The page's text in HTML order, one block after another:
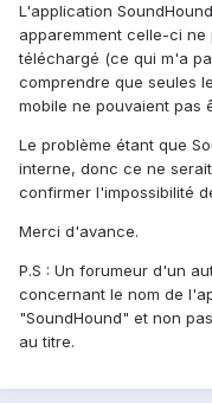
L'application
apparemment celle-ci
téléchargé (ce qui m'a
comprendre que seules
mobile ne pouvaient pas
Le problème étant que
interne, donc ce ne
confirmer l'impossibilité
Merci d'avance.
P.S : Un forumeur d'un
concernant le nom de
"SoundHound" et non
au titre.